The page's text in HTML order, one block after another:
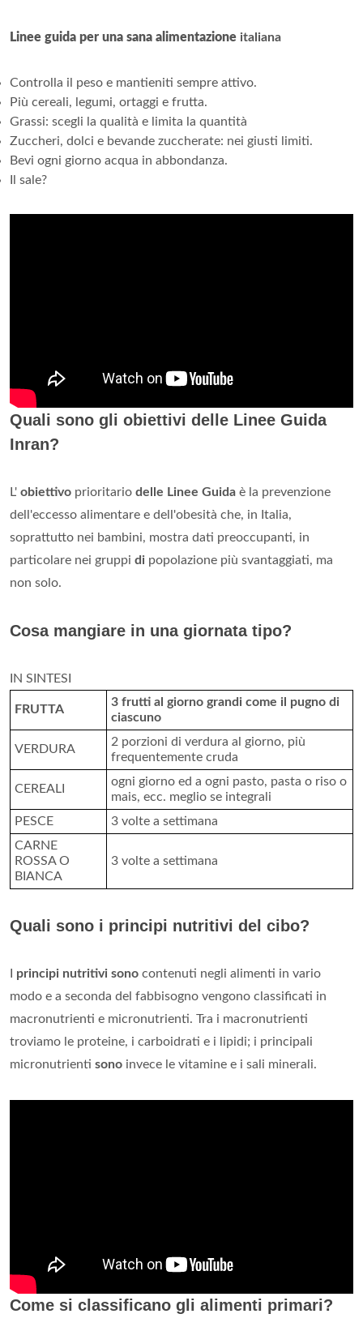
Linee guida per una sana alimentazione italiana
Controlla il peso e mantieniti sempre attivo.
Più cereali, legumi, ortaggi e frutta.
Grassi: scegli la qualità e limita la quantità
Zuccheri, dolci e bevande zuccherate: nei giusti limiti.
Bevi ogni giorno acqua in abbondanza.
Il sale?
Quali sono gli obiettivi delle Linee Guida
Inran?
L' obiettivo prioritario delle Linee Guida è la prevenzione
dell'eccesso alimentare e dell'obesità che, in Italia,
soprattutto nei bambini, mostra dati preoccupanti, in
particolare nei gruppi di popolazione più svantaggiati, ma
non solo.
Cosa mangiare in una giornata tipo?
IN SINTESI
FRUTTA
3 frutti al giorno grandi come il pugno di
ciascuno
VERDURA
2 porzioni di verdura al giorno, più
frequentemente cruda
CEREALI
ogni giorno ed a ogni pasto, pasta o riso o
mais, ecc. meglio se integrali
PESCE
3 volte a settimana
CARNE
ROSSA O
BIANCA
3 volte a settimana
Quali sono i principi nutritivi del cibo?
principi nutritivi sono contenuti negli alimenti in vario
modo e a seconda del fabbisogno vengono classificati in
macronutrienti e micronutrienti. Tra i macronutrienti
troviamo le proteine, i carboidrati e i lipidi; i principali
micronutrienti sono invece le vitamine e i sali minerali.
Come si classificano gli alimenti primari?